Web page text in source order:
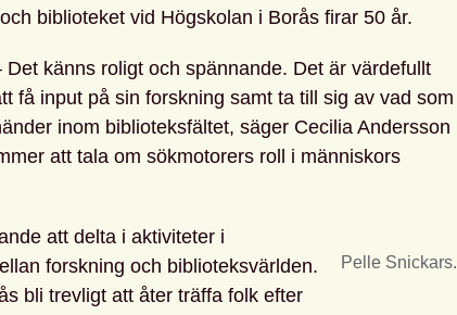
biblioteket vid Högskolan i Borås firar 50 år.
Det känns roligt och spännande. Det är värdefullt
få input på sin forskning samt ta till sig av vad som
inom biblioteksfältet, säger Cecilia Andersson
att tala om sökmotorers roll i människors
Pelle Snickars.
att delta i aktiviteter i
forskning och biblioteksvärlden.
bli trevligt att åter träffa folk efter